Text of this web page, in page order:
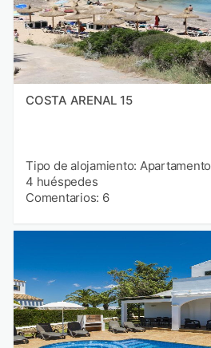
COSTA ARENAL 15
Tipo de alojamiento: Apartamento
4 huéspedes
Comentarios: 6